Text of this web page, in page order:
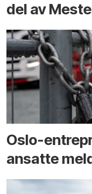
del av
Oslo-
ansatte